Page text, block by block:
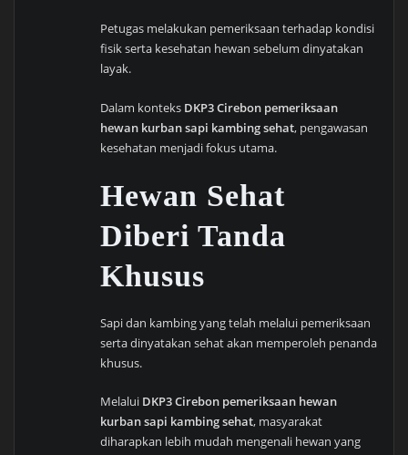
Petugas melakukan pemeriksaan terhadap kondisi
fisik serta kesehatan hewan sebelum dinyatakan
layak.
Dalam konteks DKP3 Cirebon pemeriksaan
hewan kurban sapi kambing sehat, pengawasan
kesehatan menjadi fokus utama.
Hewan Sehat
Diberi Tanda
Khusus
Sapi dan kambing yang telah melalui pemeriksaan
serta dinyatakan sehat akan memperoleh penanda
khusus.
Melalui DKP3 Cirebon pemeriksaan hewan
kurban sapi kambing sehat, masyarakat
diharapkan lebih mudah mengenali hewan yang